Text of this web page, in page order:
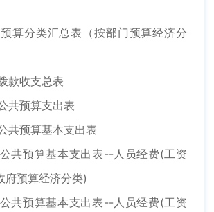
分类汇总表（按部门预算经济分
收支总表
预算支出表
预算基本支出表
预算基本支出表--人员经费(工资
府预算经济分类)
预算基本支出表--人员经费(工资